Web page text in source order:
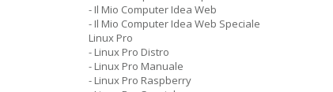
- Il Mio Computer Idea Web
- Il Mio Computer Idea Web Speciale
Linux Pro
- Linux Pro Distro
- Linux Pro Manuale
- Linux Pro Raspberry